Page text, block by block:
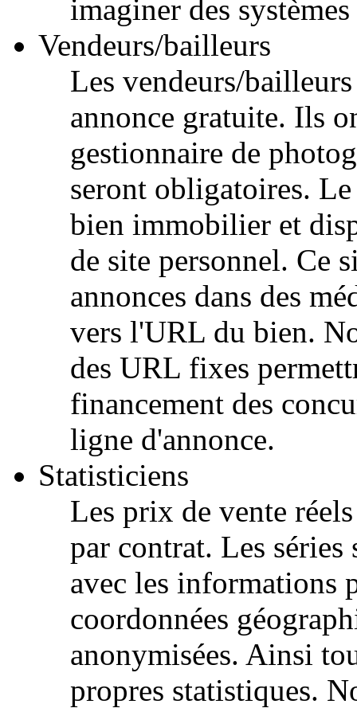
imaginer des
Vendeurs/bailleurs
Les vendeurs/
annonce gratuite. Ils
gestionnaire de
seront obligatoires.
bien immobilier et
de site personnel. Ce
annonces dans des
vers l'URL du bien.
des URL fixes
financement des
ligne d'annonce.
Statisticiens
Les prix de vente
par contrat. Les
avec les informations
coordonnées
anonymisées. Ainsi
propres statistiques.